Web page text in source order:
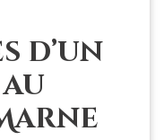
d’un